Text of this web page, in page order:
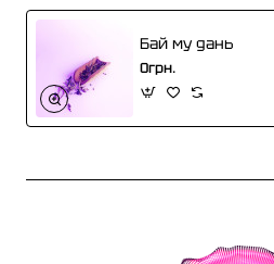
Бай му дань
0грн.